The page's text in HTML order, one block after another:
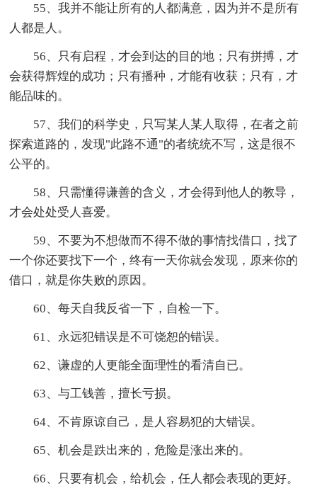
55、我并不能让所有的人都满意，因为并不是所有
人都是人。
56、只有启程，才会到达的目的地；只有拼搏，才
会获得辉煌的成功；只有播种，才能有收获；只有，才
能品味的。
57、我们的科学史，只写某人某人取得，在者之前
探索道路的，发现"此路不通"的者统统不写，这是很不
公平的。
58、只需懂得谦善的含义，才会得到他人的教导，
才会处处受人喜爱。
59、不要为不想做而不得不做的事情找借口，找了
一个你还要找下一个，终有一天你就会发现，原来你的
借口，就是你失败的原因。
60、每天自我反省一下，自检一下。
61、永远犯错误是不可饶恕的错误。
62、谦虚的人更能全面理性的看清自已。
63、与工钱善，擅长亏损。
64、不肯原谅自己，是人容易犯的大错误。
65、机会是跌出来的，危险是涨出来的。
66、只要有机会，给机会，任人都会表现的更好。